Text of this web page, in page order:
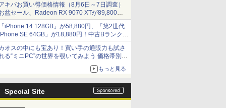
キバお買い得価格情報（8月6日～7日調査）
盆セール、Radeon RX 9070 XTが89,800
、水平周波数24.8kHz対応の17型モニターが
円、暑さ指数連動セール ほか
iPhone 14 128GB」が58,880円、「第2世代
SE 64GB」が18,880円！中古Bランク品
ール
オスの中にも宝あり！買い手の通販力も試さ
る“ミニPC”の世界を覗いてみよう 価格帯別に
様や特徴を整理、11製品をピックアップ text
もっと見る
Special Site